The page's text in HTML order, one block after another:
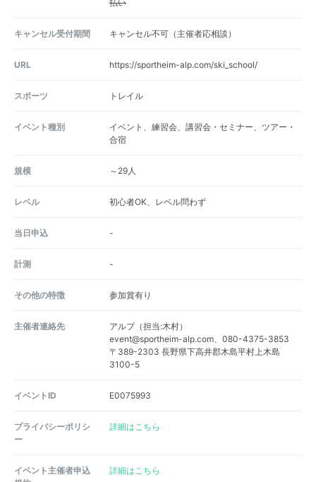
払い
キャンセル受付期間 キャンセル不可（主催者応相談）
URL https://sportheim-alp.com/ski_school/
スポーツ トレイル
イベント種別
イベント、練習会、講習会・セミナー、ツアー・
合宿
規模 ～29人
レベル 初心者OK、レベル問わず
当日申込 -
計測 -
その他の特徴 参加賞有り
主催者連絡先
アルプ（担当:木村）
event@sportheim-alp.com、080-4375-3853
〒389-2303 長野県下高井郡木島平村上木島
3100-5
イベントID E0075993
プライバシーポリシ
ー
詳細はこちら
イベント主催者申込
詳細はこちら